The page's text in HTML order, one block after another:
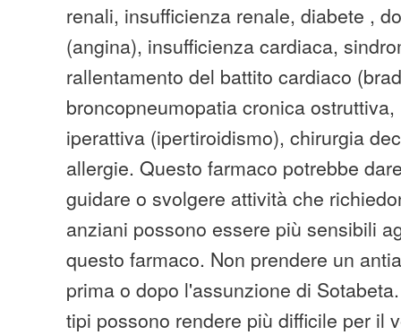
renali, insufficienza renale, diabete ,
(angina), insufficienza cardiaca,
rallentamento del battito cardiaco
broncopneumopatia cronica
iperattiva (ipertiroidismo), chirurgia
allergie. Questo farmaco potrebbe
guidare o svolgere attività che
anziani possono essere più sensibili
questo farmaco. Non prendere un
prima o dopo l'assunzione di
tipi possono rendere più difficile per il